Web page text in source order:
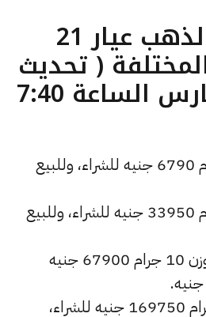
ما هو سعر الذهب عيار 21
( تحديث
الجمعة 27 مارس الساعة 7:40
سعر عيار 21 وزن 1 جرام 6790 جنيه للشراء، وللبيع
سعر عيار 21 وزن 5 جرام 33950 جنيه للشراء، وللبيع
أسعار الذهب عيار 21 وزن 10 جرام 67900 جنيه
سعر عيار 21 وزن 25 جرام 169750 جنيه للشراء،